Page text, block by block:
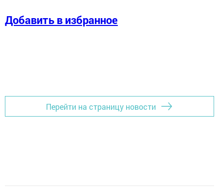
Добавить в избранное
Перейти на страницу новости